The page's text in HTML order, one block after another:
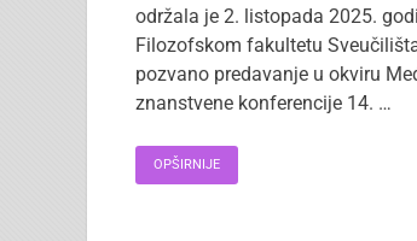
održala je 2. listopada 2025.
Filozofskom fakultetu
pozvano predavanje u okviru
znanstvene konferencije 14. …
OPŠIRNIJE